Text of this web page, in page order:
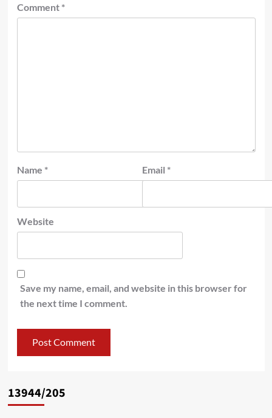
Comment *
Name * Email *
Website
Save my name, email, and website in this browser for
the next time I comment.
13944/205